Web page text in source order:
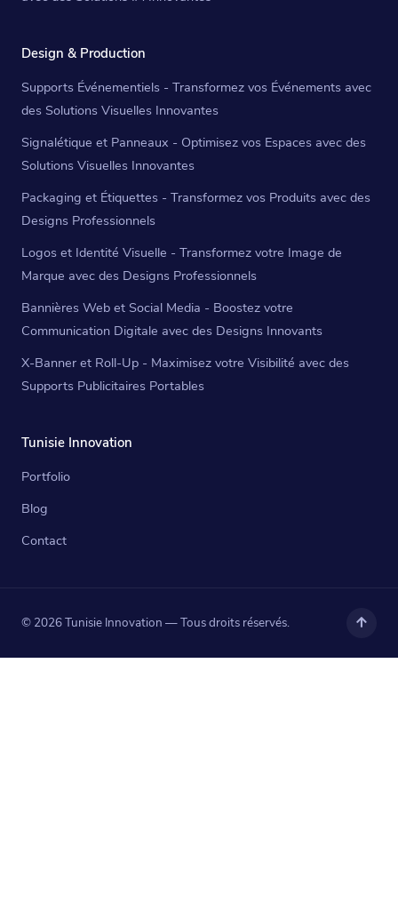
Design & Production
Supports Événementiels - Transformez vos Événements avec
des Solutions Visuelles Innovantes
Signalétique et Panneaux - Optimisez vos Espaces avec des
Solutions Visuelles Innovantes
Packaging et Étiquettes - Transformez vos Produits avec des
Designs Professionnels
Logos et Identité Visuelle - Transformez votre Image de
Marque avec des Designs Professionnels
Bannières Web et Social Media - Boostez votre
Communication Digitale avec des Designs Innovants
X-Banner et Roll-Up - Maximisez votre Visibilité avec des
Supports Publicitaires Portables
Tunisie Innovation
Portfolio
Blog
Contact
© 2026 Tunisie Innovation — Tous droits réservés.
Haut